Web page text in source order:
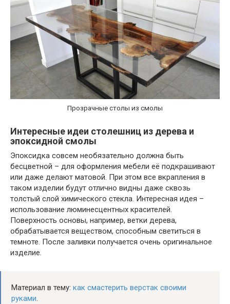
Прозрачные столы из смолы
Интересные идеи столешниц из дерева и
эпоксидной смолы
Эпоксидка совсем необязательно должна быть
бесцветной – для оформления мебели её подкрашивают
или даже делают матовой. При этом все вкрапления в
таком изделии будут отлично видны даже сквозь
толстый слой химического стекла. Интересная идея –
использование люминесцентных красителей.
Поверхность основы, например, ветки дерева,
обрабатывается веществом, способным светиться в
темноте. После заливки получается очень оригинальное
изделие.
Материал в тему: как смастерить верстак своими
руками.